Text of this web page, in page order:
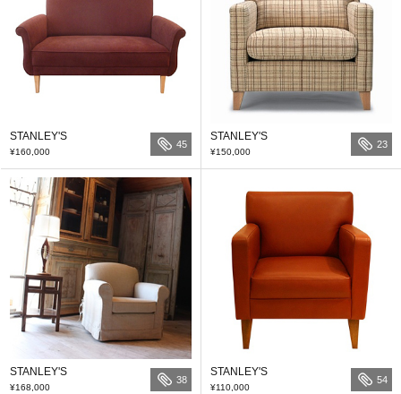
STANLEY'S
¥160,000
45
STANLEY'S
¥150,000
23
STANLEY'S
¥168,000
38
STANLEY'S
¥110,000
54